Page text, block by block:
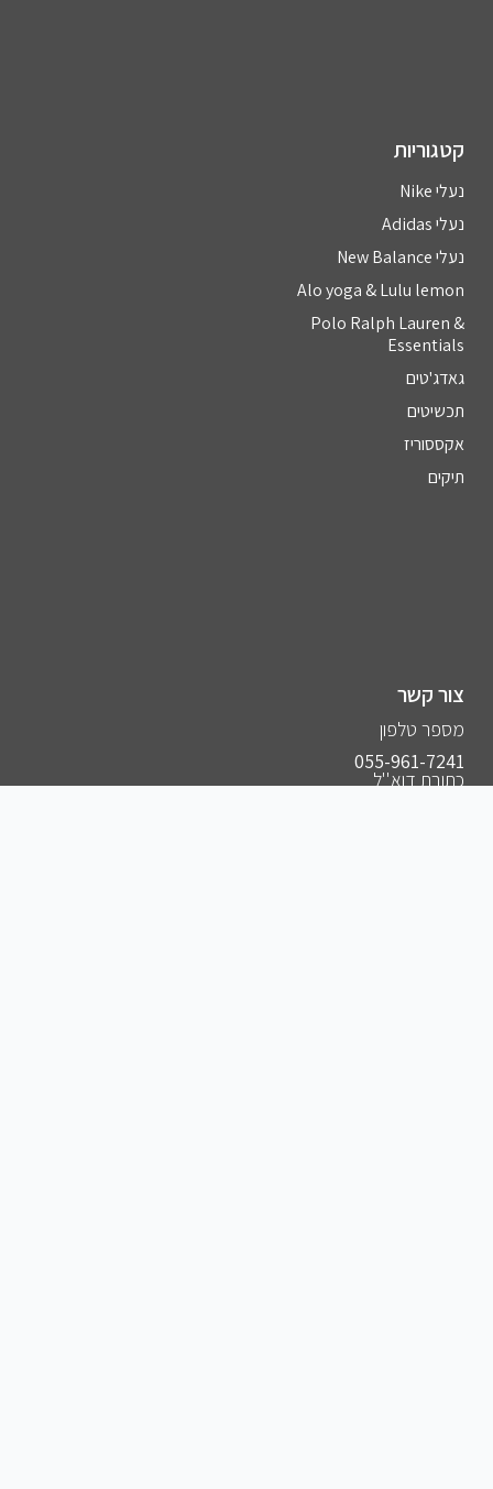
קטגוריות
נעלי Nike
נעלי Adidas
נעלי New Balance
Alo yoga & Lulu lemon
Polo Ralph Lauren &
Essentials
גאדג'טים
תכשיטים
אקססוריז
תיקים
צור קשר
מספר טלפון
055-961-7241⁩
כתובת דוא''ל